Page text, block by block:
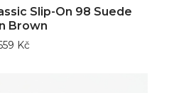
Slip-On 98 Suede
Brown
Kč